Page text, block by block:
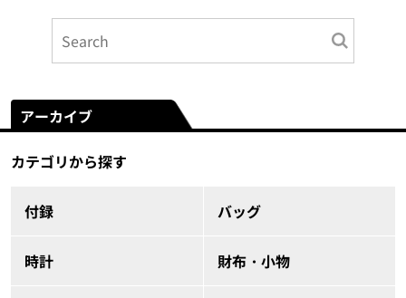
アーカイブ
カテゴリから探す
付録 バッグ
時計 財布・小物